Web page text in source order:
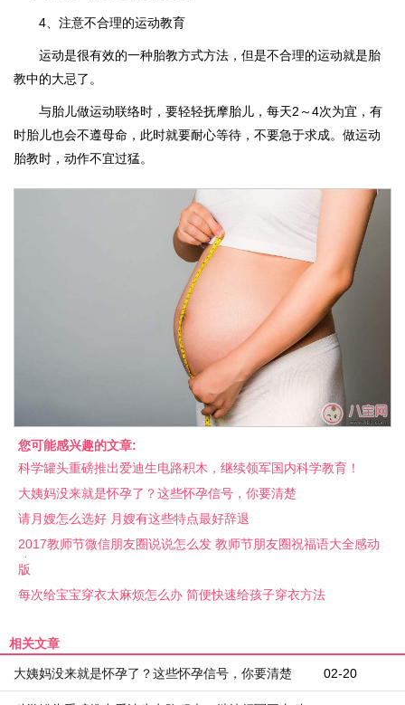
4、注意不合理的运动教育
运动是很有效的一种胎教方式方法，但是不合理的运动就是胎
教中的大忌了。
与胎儿做运动联络时，要轻轻抚摩胎儿，每天2～4次为宜，有
时胎儿也会不遵母命，此时就要耐心等待，不要急于求成。做运动
胎教时，动作不宜过猛。
您可能感兴趣的文章:
科学罐头重磅推出爱迪生电路积木，继续领军国内科学教育！
大姨妈没来就是怀孕了？这些怀孕信号，你要清楚
请月嫂怎么选好 月嫂有这些特点最好辞退
2017教师节微信朋友圈说说怎么发 教师节朋友圈祝福语大全感动
版
每次给宝宝穿衣太麻烦怎么办 简便快速给孩子穿衣方法
相关文章
02-20
大姨妈没来就是怀孕了？这些怀孕信号，你要清楚